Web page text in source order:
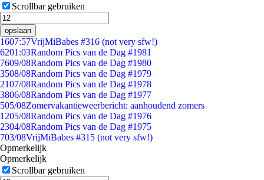
Scrollbar gebruiken
opslaan
1607:57VrijMiBabes #316 (not very sfw!)
6201:03Random Pics van de Dag #1981
7609/08Random Pics van de Dag #1980
3508/08Random Pics van de Dag #1979
2107/08Random Pics van de Dag #1978
3806/08Random Pics van de Dag #1977
505/08Zomervakantieweerbericht: aanhoudend zomers
1205/08Random Pics van de Dag #1976
2304/08Random Pics van de Dag #1975
703/08VrijMiBabes #315 (not very sfw!)
Opmerkelijk
Opmerkelijk
Scrollbar gebruiken